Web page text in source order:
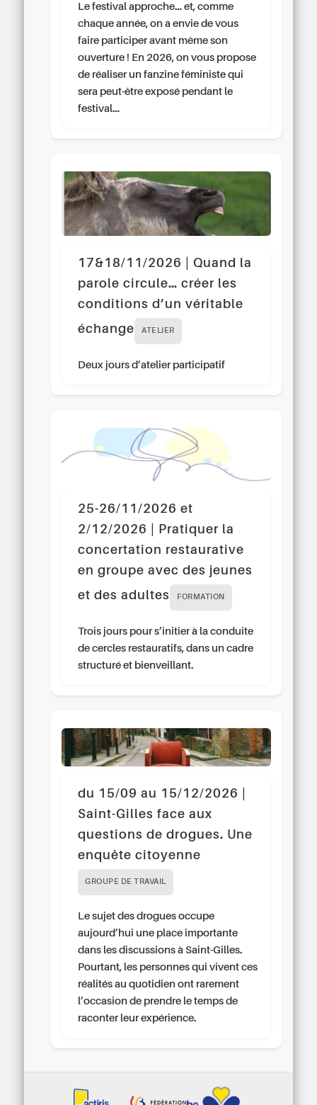
Le festival approche… et, comme
chaque année, on a envie de vous
faire participer avant même son
ouverture ! En 2026, on vous propose
de réaliser un fanzine féministe qui
sera peut-être exposé pendant le
festival…
17&18/11/2026 | Quand la
parole circule… créer les
conditions d’un véritable
échange
ATELIER
Deux jours d’atelier participatif
25-26/11/2026 et
2/12/2026 | Pratiquer la
concertation restaurative
en groupe avec des jeunes
et des adultes
FORMATION
Trois jours pour s’initier à la conduite
de cercles restauratifs, dans un cadre
structuré et bienveillant.
du 15/09 au 15/12/2026 |
Saint-Gilles face aux
questions de drogues. Une
enquête citoyenne
GROUPE DE TRAVAIL
Le sujet des drogues occupe
aujourd’hui une place importante
dans les discussions à Saint-Gilles.
Pourtant, les personnes qui vivent ces
réalités au quotidien ont rarement
l’occasion de prendre le temps de
raconter leur expérience.